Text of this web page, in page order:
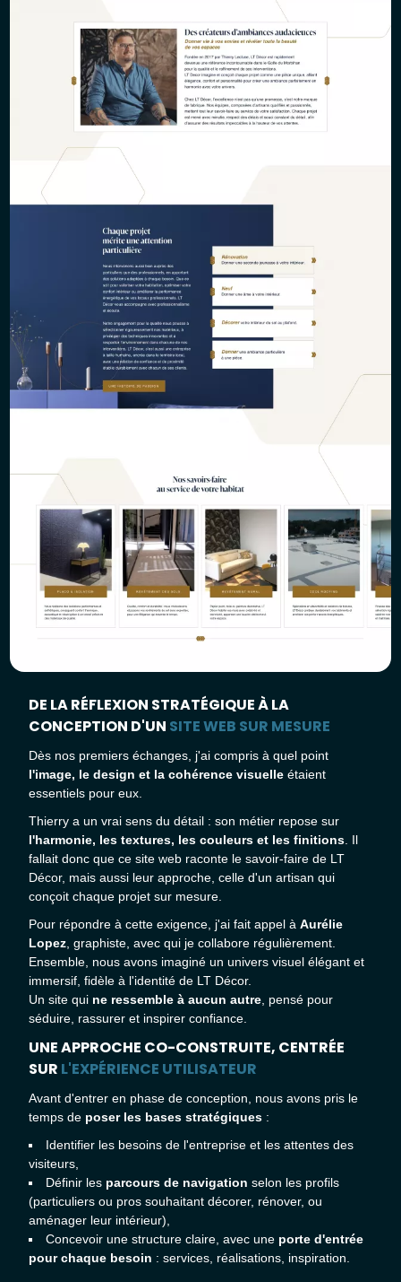
DE LA RÉFLEXION STRATÉGIQUE À LA
CONCEPTION D'UN SITE WEB SUR MESURE
Dès nos premiers échanges, j'ai compris à quel point
l'image, le design et la cohérence visuelle étaient
essentiels pour eux.
Thierry a un vrai sens du détail : son métier repose sur
l'harmonie, les textures, les couleurs et les finitions . Il
fallait donc que ce site web raconte le savoir-faire de LT
Décor, mais aussi leur approche, celle d'un artisan qui
conçoit chaque projet sur mesure.
Pour répondre à cette exigence, j'ai fait appel àAurélie
Lopez , graphiste , avec qui je collabore régulièrement.
Ensemble, nous avons imaginé un univers visuel élégant et
immersif, fidèle à l'identité de LT Décor.
Un site qui ne ressemble à aucun autre , pensé pour
séduire, rassurer et inspirer confiance.
UNE APPROCHE CO-CONSTRUITE, CENTRÉE
SUR L'EXPÉRIENCE UTILISATEUR
Avant d'entrer en phase de conception, nous avons pris le
temps de poser les bases stratégiques :
Identifier les besoins de l'entreprise et les attentes des
visiteurs,
Définir les parcours de navigation selon les profils
(particuliers ou pros souhaitant décorer, rénover, ou
aménager leur intérieur),
Concevoir une structure claire, avec une porte d'entrée
pour chaque besoin : services, réalisations, inspiration.